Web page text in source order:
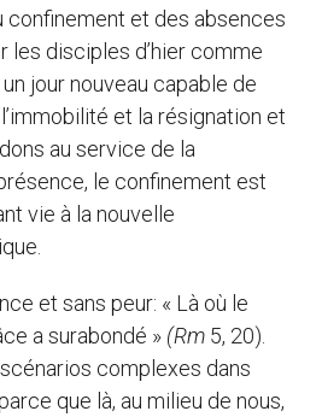
confinement et des absences
les disciples d’hier comme
un jour nouveau capable de
et la résignation et
au service de la
le confinement est
vie à la nouvelle
et sans peur: « Là où le
a surabondé » (Rm 5, 20).
complexes dans
que là, au milieu de nous,